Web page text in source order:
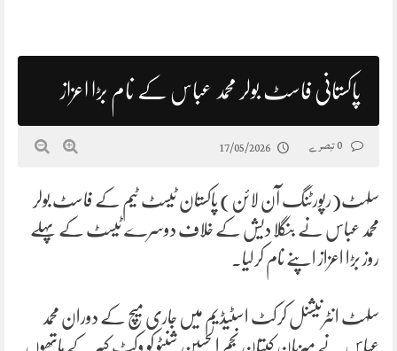
پاکستانی فاسٹ بولر محمد عباس کے نام بڑا اعزاز
17/05/2026
سلہٹ(رپورٹنگ آن لائن) پاکستان ٹیسٹ ٹیم کے فاسٹ بولر
محمد عباس نے بنگلا دیش کے خلاف دوسرے ٹیسٹ کے پہلے
روز بڑا اعزاز اپنے نام کرلیا۔
سلہٹ انٹرنیشنل کرکٹ اسٹیڈیم میں جاری میچ کے دوران محمد
عباس نے میزبان کپتان نجم الحسین شنٹو کو وکٹ کیپر کے ہاتھوں